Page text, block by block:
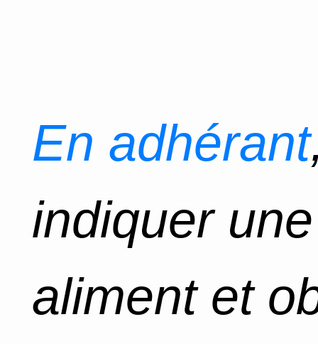
En adhérant
indiquer
aliment et